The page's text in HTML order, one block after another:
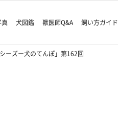
真 犬図鑑 獣医師Q&A 飼い方ガイド
ーズー犬のてんぽ」第162回